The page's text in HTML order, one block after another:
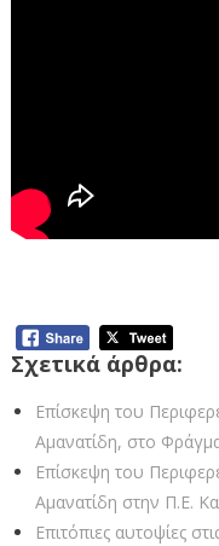
Σχετικά άρθρα:
Επίσκεψη του
Αμανατίδη, στο
Επίσκεψη του
Αμανατίδη στην Π.Ε.
Επιτόπιες αυτοψίες